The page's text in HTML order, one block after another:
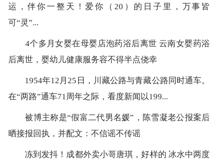
运，伴你一整天！爱你（20）的日子里，万事皆
可“灵”...
4个多月女婴在母婴店泡药浴后离世 云南女婴药浴
后离世，婴幼儿健康服务容不得半点侥幸
1954年12月25日，川藏公路与青藏公路同时通车。
在“两路”通车71周年之际，看度新闻以199...
被博主称是“假富二代男名媛”，陈雪凝老公报案后
晒接报回执，并配文：不信谣不传谣
冻到发抖！成都外卖小哥唐琪，好样的 冰水中两度